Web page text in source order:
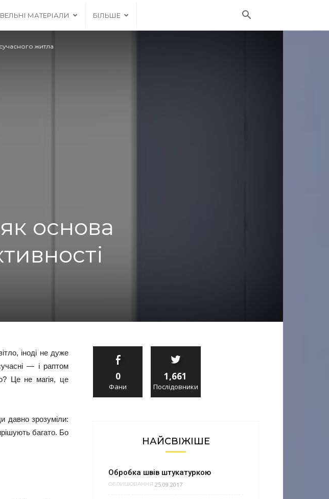
МАТЕРІАЛИ БІЛЬШЕ
житла
основа
іноді не дуже
— і раптом
Це не магія, це
давно зрозуміли:
багато. Бо
0
Фани
1,661
Послідовники
НАЙСВІЖІШЕ
Обробка швів штукатуркою
ОБЛИЦЮВАННЯ 25.09.2017